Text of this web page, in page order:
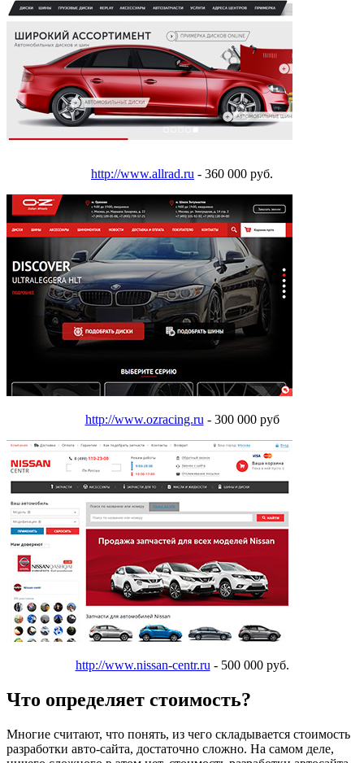
http://www.allrad.ru - 360 000 руб.
http://www.ozracing.ru - 300 000 руб
http://www.nissan-centr.ru - 500 000 руб.
Что определяет стоимость?
Многие считают, что понять, из чего складывается стоимость
разработки авто-сайта, достаточно сложно. На самом деле,